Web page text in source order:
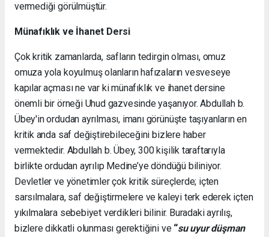
vermediği görülmüştür.
Münafıklık ve İhanet Dersi
Çok kritik zamanlarda, safların tedirgin olması, omuz
omuza yola koyulmuş olanların hafızaların vesveseye
kapılar açması ne var ki münafıklık ve ihanet dersine
önemli bir örneği Uhud gazvesinde yaşanıyor. Abdullah b.
Übey'in ordudan ayrılması, imanı görünüşte taşıyanların en
kritik anda saf değiştirebileceğini bizlere haber
vermektedir. Abdullah b. Übey, 300 kişilik taraftarıyla
birlikte ordudan ayrılıp Medine’ye döndüğü biliniyor.
Devletler ve yönetimler çok kritik süreçlerde; içten
sarsılmalara, saf değiştirmelere ve kaleyi terk ederek içten
yıkılmalara sebebiyet verdikleri bilinir. Buradaki ayrılış,
bizlere dikkatli olunması gerektiğini ve “su uyur düşman